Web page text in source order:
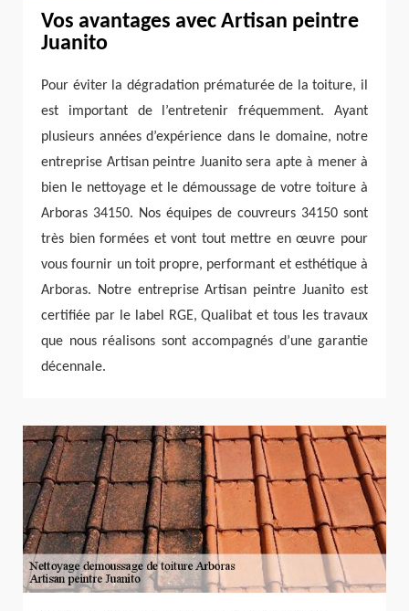
Vos avantages avec Artisan peintre
Juanito
Pour éviter la dégradation prématurée de la toiture, il
est important de l’entretenir fréquemment. Ayant
plusieurs années d’expérience dans le domaine, notre
entreprise Artisan peintre Juanito sera apte à mener à
bien le nettoyage et le démoussage de votre toiture à
Arboras 34150. Nos équipes de couvreurs 34150 sont
très bien formées et vont tout mettre en œuvre pour
vous fournir un toit propre, performant et esthétique à
Arboras. Notre entreprise Artisan peintre Juanito est
certifiée par le label RGE, Qualibat et tous les travaux
que nous réalisons sont accompagnés d’une garantie
décennale.